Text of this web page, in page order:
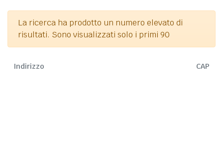
La ricerca ha prodotto un numero elevato di
risultati. Sono visualizzati solo i primi 90
Indirizzo CAP